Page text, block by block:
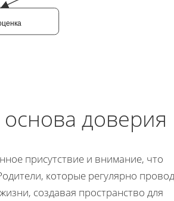
доверия
присутствие и внимание, что
которые регулярно
создавая пространство для